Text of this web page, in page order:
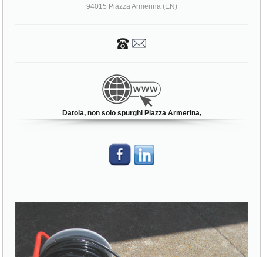
94015 Piazza Armerina (EN)
Datola, non solo spurghi Piazza Armerina,